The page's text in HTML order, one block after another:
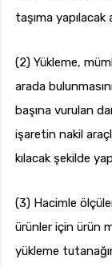
taşıma
(2) Yükleme,
arada
başına vurulan
işaretin nakil
kılacak şekilde
(3) Hacimle
ürünler için ürün
yükleme